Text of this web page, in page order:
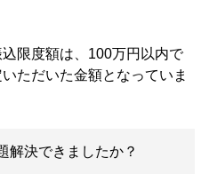
限度額は、100万円以内で
ただいた金額となっていま
解決できましたか？